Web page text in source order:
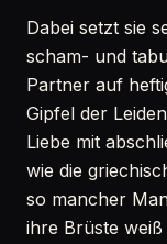
Dabei setzt sie
scham- und
Partner auf
Gipfel der
Liebe mit
wie die
so mancher
ihre Brüste